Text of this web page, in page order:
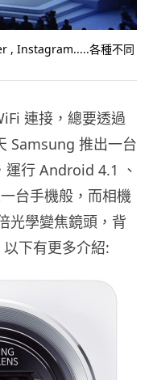
, Instagram.....各種不同
連接，總要透過
Samsung 推出一台
行 Android 4.1 、
台手機般，而相機
光學變焦鏡頭，背
下有更多介紹: